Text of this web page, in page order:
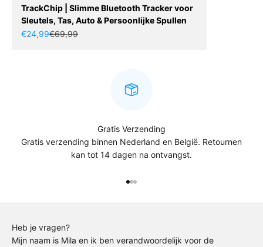
TrackChip | Slimme Bluetooth Tracker voor
Sleutels, Tas, Auto & Persoonlijke Spullen
Aanbiedingsprijs
€24,99Normale prijs
€69,99
Gratis Verzending
Gratis verzending binnen Nederland en België. Retournen
kan tot 14 dagen na ontvangst.
Heb je vragen?
Mijn naam is Mila en ik ben verandwoordelijk voor de